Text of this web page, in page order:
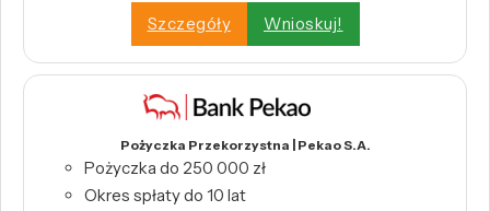
Szczegóły
Wnioskuj!
Pożyczka Przekorzystna | Pekao S.A.
Pożyczka do 250 000 zł
Okres spłaty do 10 lat